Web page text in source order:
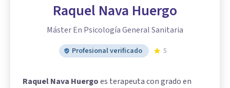
Raquel Nava Huergo
Máster En Psicología General Sanitaria
Profesional verificado 5
Raquel Nava Huergoes terapeuta con grado en